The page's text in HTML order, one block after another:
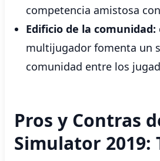
competencia amistosa
Edificio de la comunidad:
multijugador fomenta un
comunidad entre los
Pros y Contras
Simulator 2019: